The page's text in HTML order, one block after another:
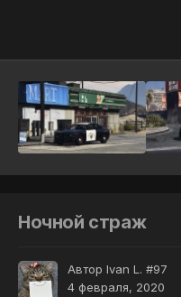
Ночной страж
Автор Ivan L. #97
4 февраля, 2020